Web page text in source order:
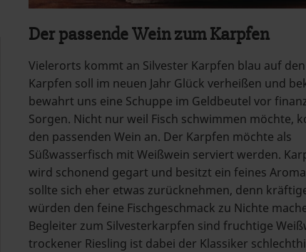
Der passende Wein zum Karpfen
Vielerorts kommt an Silvester Karpfen blau auf
Karpfen soll im neuen Jahr Glück verheißen und
bewahrt uns eine Schuppe im Geldbeutel vor
Sorgen. Nicht nur weil Fisch schwimmen möchte,
den passenden Wein an. Der Karpfen möchte als
Süßwasserfisch mit Weißwein serviert werden.
wird schonend gegart und besitzt ein feines
sollte sich eher etwas zurücknehmen, denn
würden den feine Fischgeschmack zu Nichte
Begleiter zum Silvesterkarpfen sind fruchtige
trockener Riesling ist dabei der Klassiker